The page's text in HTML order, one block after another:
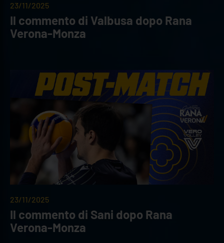
23/11/2025
Il commento di Valbusa dopo Rana
Verona-Monza
23/11/2025
Il commento di Sani dopo Rana
Verona-Monza